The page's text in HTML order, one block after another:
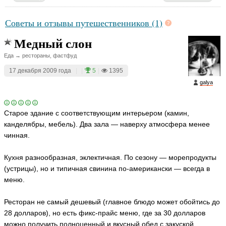
Советы и отзывы путешественников (1)
galya
Медный слон
Еда → рестораны, фастфуд
17 декабря 2009 года 5 1395
Старое здание с соответствующим интерьером (камин,
канделябры, мебель). Два зала — наверху атмосфера менее
чинная.
Кухня разнообразная, эклектичная. По сезону — морепродукты
(устрицы), но и типичная свинина по-американски — всегда в
меню.
Ресторан не самый дешевый (главное блюдо может обойтись до
28 долларов), но есть фикс-прайс меню, где за 30 долларов
можно получить полноценный и вкусный обед с закуской,